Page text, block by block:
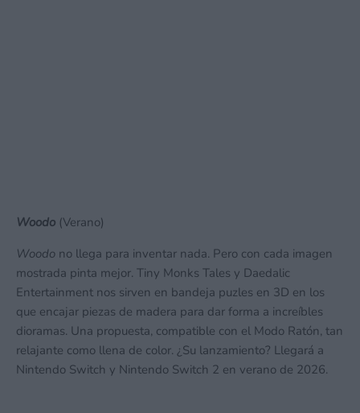
Woodo (Verano)
Woodo no llega para inventar nada. Pero con cada imagen
mostrada pinta mejor. Tiny Monks Tales y Daedalic
Entertainment nos sirven en bandeja puzles en 3D en los
que encajar piezas de madera para dar forma a increíbles
dioramas. Una propuesta, compatible con el Modo Ratón, tan
relajante como llena de color. ¿Su lanzamiento? Llegará a
Nintendo Switch y Nintendo Switch 2 en verano de 2026.